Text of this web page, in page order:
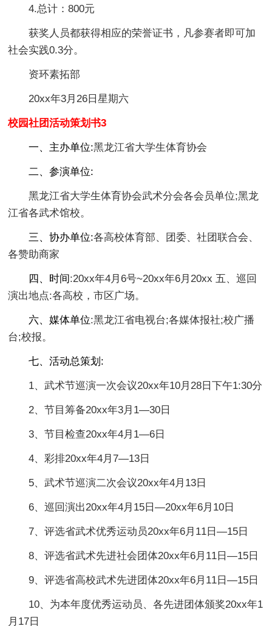
4.总计：800元
获奖人员都获得相应的荣誉证书，凡参赛者即可加
社会实践0.3分。
资环素拓部
20xx年3月26日星期六
校园社团活动策划书3
一、主办单位:黑龙江省大学生体育协会
二、参演单位:
黑龙江省大学生体育协会武术分会各会员单位;黑龙
江省各武术馆校。
三、协办单位:各高校体育部、团委、社团联合会、
各赞助商家
四、时间 :20xx年4月6号~20xx年6月20xx 五、巡回
演出地点:各高校，市区广场。
六、媒体单位:黑龙江省电视台;各媒体报社;校广播
台;校报。
七、活动总策划:
1、武术节巡演一次会议20xx年10月28日下午1:30分
2、节目筹备20xx年3月1—30日
3、节目检查20xx年4月1—6日
4、彩排20xx年4月7—13日
5、武术节巡演二次会议20xx年4月13日
6、巡回演出20xx年4月15日—20xx年6月10日
7、评选省武术优秀运动员20xx年6月11日—15日
8、评选省武术先进社会团体20xx年6月11日—15日
9、评选省高校武术先进团体20xx年6月11日—15日
10、为本年度优秀运动员、各先进团体颁奖20xx年1
月17日